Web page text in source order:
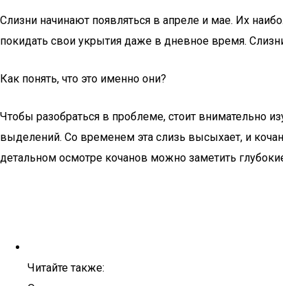
Слизни начинают появляться в апреле и мае. Их
покидать свои укрытия даже в дневное время.
Как понять, что это именно они?
Чтобы разобраться в проблеме, стоит внимательно
выделений. Со временем эта слизь высыхает, и
детальном осмотре кочанов можно заметить
Читайте также: